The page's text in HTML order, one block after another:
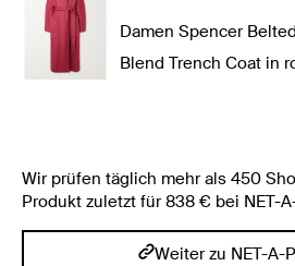
Damen Spencer
Blend Trench Coat in
Wir prüfen täglich mehr als 450
Produkt zuletzt für 838 € bei NET-
Weiter zu NET-A-